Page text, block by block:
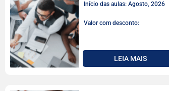
Início das aulas: Agosto, 2026
Valor com desconto:
LEIA MAIS